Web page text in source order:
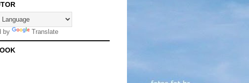
by Translate